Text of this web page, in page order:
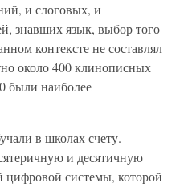
и слоговых, и
знавших язык, выбор того
контексте не составлял
около 400 клинописных
были наиболее
в школах счету.
и десятичную
цифровой системы, которой